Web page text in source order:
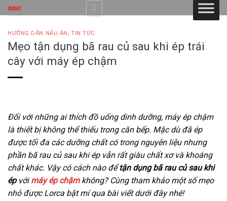
Skip
to
content
HƯỚNG DẪN NẤU ĂN ,TIN TỨC
Mẹo tận dụng bã rau củ sau khi ép trái
cây với máy ép chậm
Đối với những ai thích đồ uống dinh dưỡng, máy ép chậm
là thiết bị không thể thiếu trong căn bếp. Mặc dù đã ép
được tối đa các dưỡng chất có trong nguyên liệu nhưng
phần bã rau củ sau khi ép vẫn rất giàu chất xơ và khoáng
chất khác. Vậy có cách nào đểtận dụng bã rau củ sau khi
épvớimáy ép chậmkhông? Cùng tham khảo một số mẹo
nhỏ được Lorca bật mí qua bài viết dưới đây nhé!